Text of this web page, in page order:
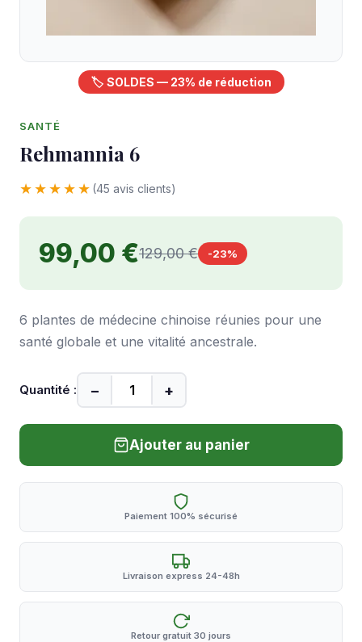
🏷️ SOLDES — 23% de réduction
SANTÉ
Rehmannia 6
★★★★★ (45 avis clients)
99,00 €129,00 € -23%
6 plantes de médecine chinoise réunies pour une
santé globale et une vitalité ancestrale.
Quantité : − +
Ajouter au panier
Paiement 100% sécurisé
Livraison express 24-48h
Retour gratuit 30 jours